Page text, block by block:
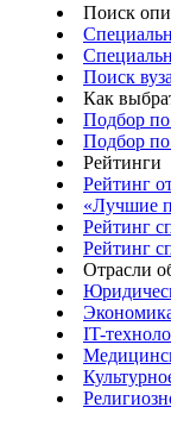
Поиск
Поиск
Как
Подбор
Подбор
Рейтинги
Рейтинг
«Лучшие
Рейтинг
Рейтинг
Отрасли
IT-